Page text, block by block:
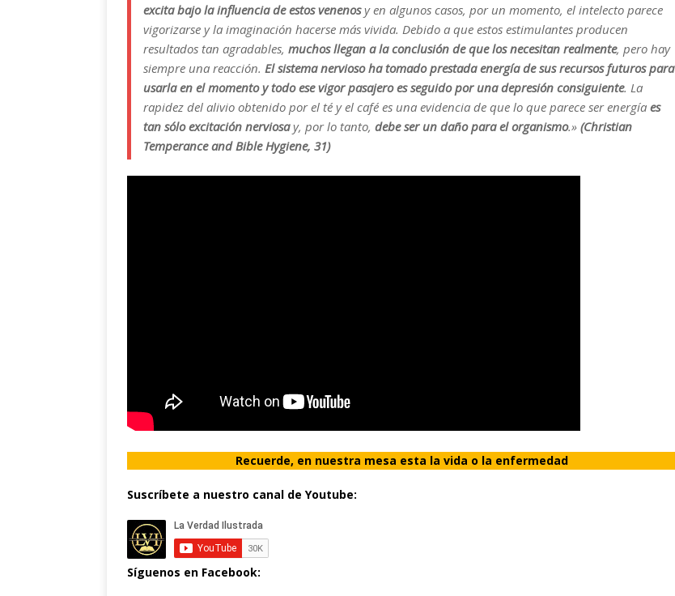
excita bajo la influencia de estos venenosy en algunos casos, por un momento, el intelecto parece
vigorizarse y la imaginación hacerse más vivida. Debido a que estos estimulantes producen
resultados tan agradables, muchos llegan a la conclusión de que los necesitan realmente, pero hay
siempre una reacción. El sistema nervioso ha tomado prestada energía de sus recursos futuros para
usarla en el momento y todo ese vigor pasajero es seguido por una depresión consiguiente. La
rapidez del alivio obtenido por el té y el café es una evidencia de que lo que parece ser energía es
tan sólo excitación nerviosay, por lo tanto, debe ser un daño para el organismo.» (Christian
Temperance and Bible Hygiene, 31)
Recuerde, en nuestra mesa esta la vida o la enfermedad
Suscríbete a nuestro canal de Youtube:
Síguenos en Facebook: